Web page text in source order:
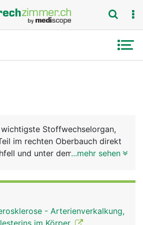
Stoffwechselorgan,
im rechten Oberbauch direkt
und unter dem rechten
Leber erfüllt viele
Sie ist gleichzeitig
...mehr sehen
- Arterienverkalkung,
im Körper